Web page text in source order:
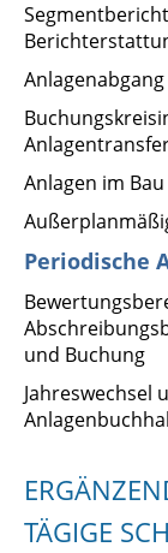
Anlagenabgang
Anlagen im Bau
Periodische
und Buchung
Jahreswechsel
TÄGIGE